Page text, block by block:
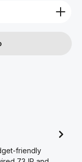
Wert ein
friendly